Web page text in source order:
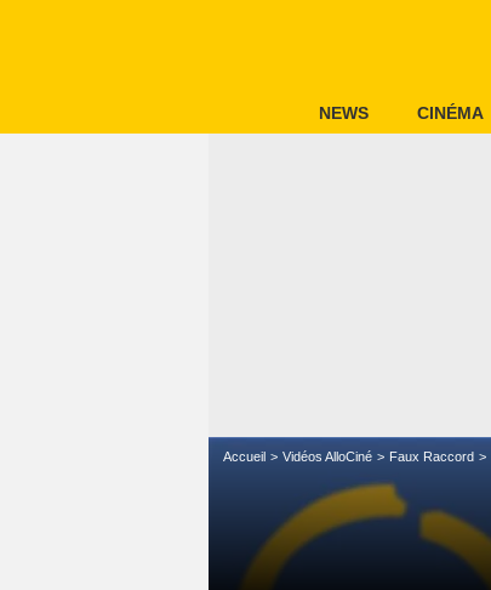
NEWS CINÉMA
Accueil Vidéos AlloCiné Faux Raccord